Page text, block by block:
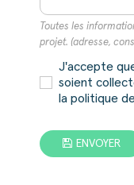
Toutes les
projet. (adresse,
J'accepte
soient
la politique
ENVOYER